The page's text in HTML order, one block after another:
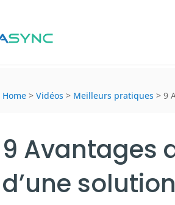
Home > Vidéos > Meilleurs pratiques > 9
9 Avantages
d’une